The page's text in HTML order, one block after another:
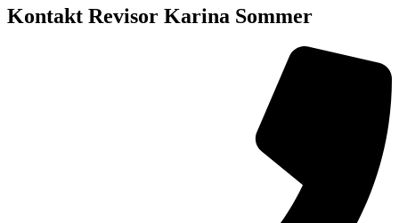
Kontakt Revisor Karina Sommer